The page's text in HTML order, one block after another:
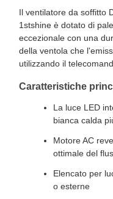
Il ventilatore da soffitto
1stshine è dotato di
eccezionale con una
della ventola che
utilizzando il
Caratteristiche
La luce LED
bianca calda
Motore AC
ottimale del
Elencato per
o esterne